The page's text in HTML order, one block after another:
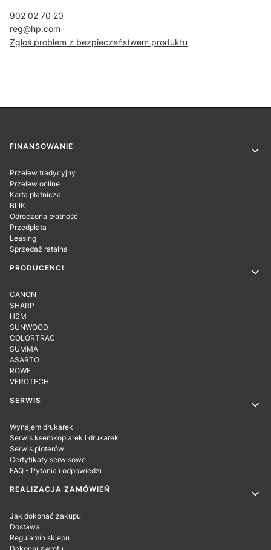
902 02 70 20
reg@hp.com
Zgłoś problem z bezpieczeństwem produktu
Linki w stopce
FINANSOWANIE
Przelew tradycyjny
Przelew online
Karta płatnicza
BLIK
Odroczona płatność
Przedpłata
Leasing
Sprzedaż ratalna
PRODUCENCI
CANON
SHARP
HSM
SUNWOOD
COLORTRAC
SUMMA
ASARTO
ROWE
VEROTECH
SERWIS
Wynajem drukarek
Serwis kserokopiarek i drukarek
Serwis ploterów
Certyfikaty serwisowe
FAQ - Pytania i odpowiedzi
REALIZACJA ZAMÓWIEŃ
Jak dokonać zakupu
Dostawa
Regulamin sklepu